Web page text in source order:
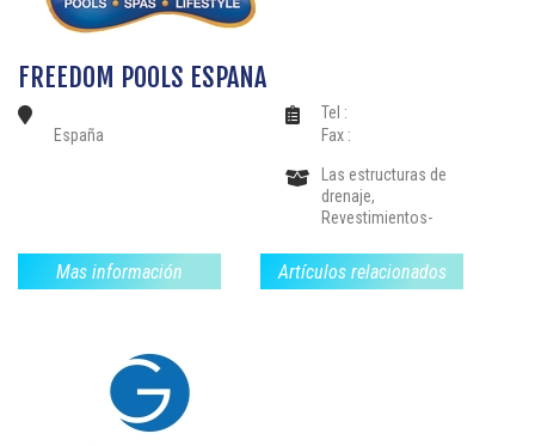
FREEDOM POOLS ESPANA
España
Tel :
Fax :
Las estructuras de
drenaje,
Revestimientos-
jacuzzis,
Mas información Artículos relacionados